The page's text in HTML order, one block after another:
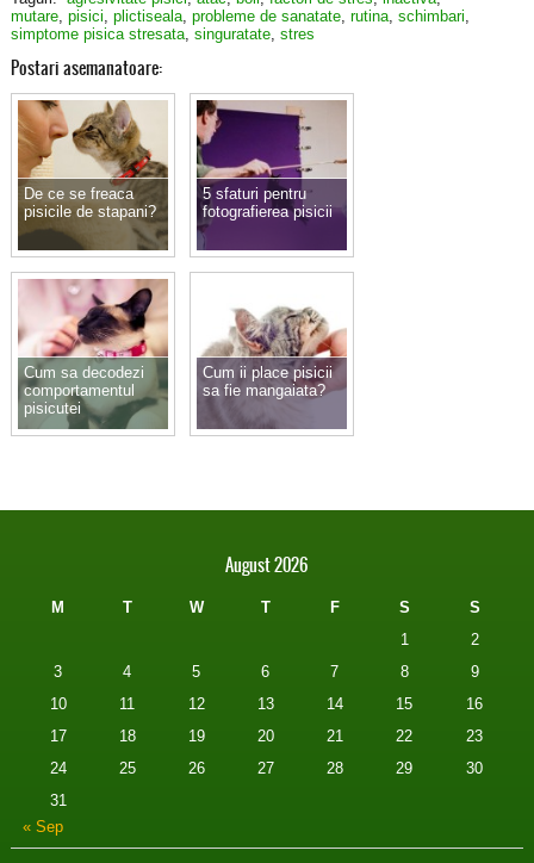
mutare, pisici, plictiseala, probleme de sanatate, rutina, schimbari,
simptome pisica stresata, singuratate, stres
Postari asemanatoare:
De ce se freaca
pisicile de stapani?
5 sfaturi pentru
fotografierea pisicii
Cum sa decodezi
comportamentul
pisicutei
Cum ii place pisicii
sa fie mangaiata?
August 2026
M T W T F S
S
1
2
3
4 5 6 7 8
9
10
11 12 13 14 15
16
17
18 19 20 21 22
23
24
25 26 27 28 29
30
31
« Sep